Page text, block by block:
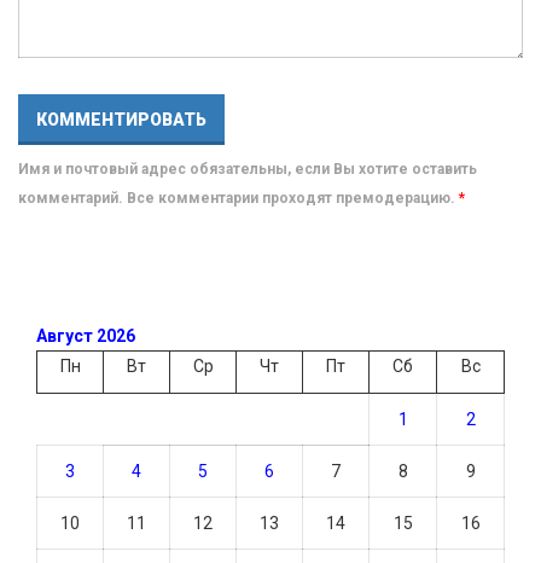
Имя и почтовый адрес обязательны, если Вы хотите оставить
комментарий. Все комментарии проходят премодерацию. *
Август 2026
Пн
Вт Ср Чт Пт Сб Вс
1 2
3 4 5 6 7 8 9
10 11 12 13 14 15 16